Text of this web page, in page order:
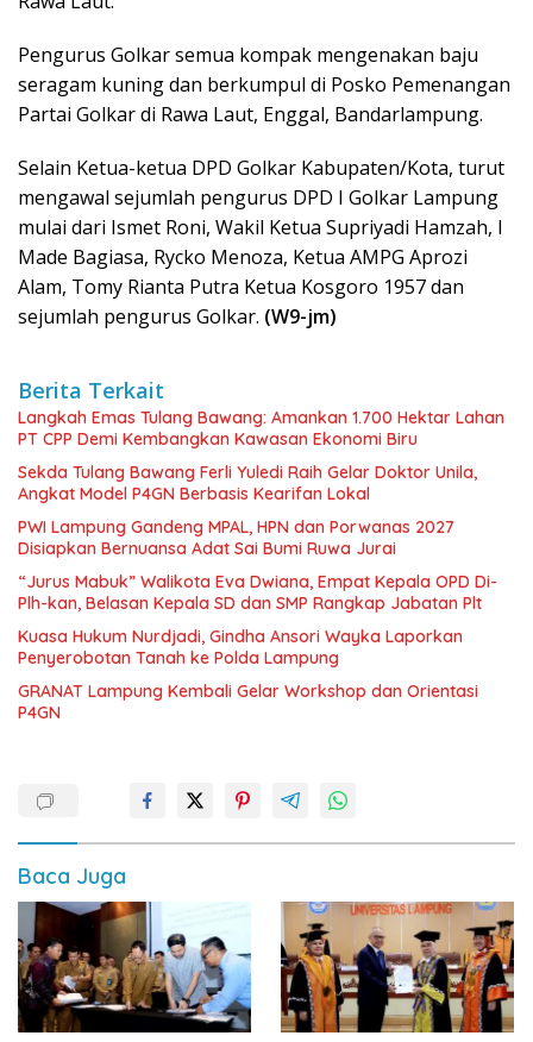
Pengurus Golkar semua kompak mengenakan baju
seragam kuning dan berkumpul di Posko Pemenangan
Partai Golkar di Rawa Laut, Enggal, Bandarlampung.
Selain Ketua-ketua DPD Golkar Kabupaten/Kota, turut
mengawal sejumlah pengurus DPD I Golkar Lampung
mulai dari Ismet Roni, Wakil Ketua Supriyadi Hamzah, I
Made Bagiasa, Rycko Menoza, Ketua AMPG Aprozi
Alam, Tomy Rianta Putra Ketua Kosgoro 1957 dan
sejumlah pengurus Golkar. (W9-jm)
Berita Terkait
Langkah Emas Tulang Bawang: Amankan 1.700 Hektar Lahan
PT CPP Demi Kembangkan Kawasan Ekonomi Biru
Sekda Tulang Bawang Ferli Yuledi Raih Gelar Doktor Unila,
Angkat Model P4GN Berbasis Kearifan Lokal
PWI Lampung Gandeng MPAL, HPN dan Porwanas 2027
Disiapkan Bernuansa Adat Sai Bumi Ruwa Jurai
“Jurus Mabuk” Walikota Eva Dwiana, Empat Kepala OPD Di-
Plh-kan, Belasan Kepala SD dan SMP Rangkap Jabatan Plt
Kuasa Hukum Nurdjadi, Gindha Ansori Wayka Laporkan
Penyerobotan Tanah ke Polda Lampung
GRANAT Lampung Kembali Gelar Workshop dan Orientasi
P4GN
Baca Juga